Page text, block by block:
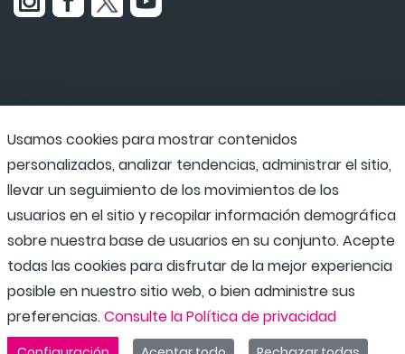
Udaraba
Programas escolares
Usamos cookies para mostrar contenidos
personalizados, analizar tendencias, administrar el sitio,
llevar un seguimiento de los movimientos de los
usuarios en el sitio y recopilar información demográfica
sobre nuestra base de usuarios en su conjunto. Acepte
todas las cookies para disfrutar de la mejor experiencia
posible en nuestro sitio web, o bien administre sus
preferencias.Consulte la Política de privacidad